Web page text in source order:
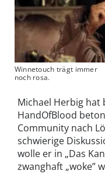
Winnetouch trägt immer
noch rosa.
Michael Herbig hat
HandOfBlood
Community nach
schwierige
wolle er in „Das
zwanghaft „woke”